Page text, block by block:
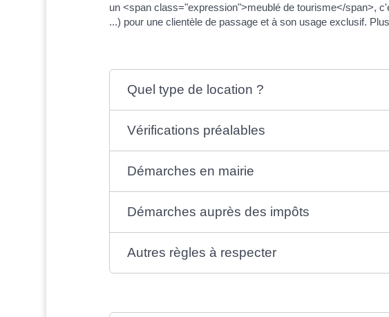
un <span class="expression">meublé de tourisme</span>,
...) pour une clientèle de passage et à son usage exclusif.
Quel type de location ?
Vérifications préalables
Démarches en mairie
Démarches auprès des impôts
Autres règles à respecter